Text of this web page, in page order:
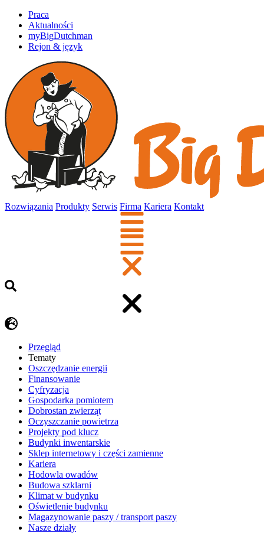
Praca
Aktualności
myBigDutchman
Rejon & język
Rozwiązania Produkty Serwis Firma Kariera Kontakt
Przegląd
Tematy
​Oszczędzanie energii
Finansowanie
Cyfryzacja
Gospodarka pomiotem
Dobrostan zwierząt
Oczyszczanie powietrza
Projekty pod klucz
Budynki inwentarskie
Sklep internetowy i części zamienne
Kariera
Hodowla owadów
Budowa szklarni
Klimat w budynku
Oświetlenie budynku
Magazynowanie paszy / transport paszy
Nasze działy